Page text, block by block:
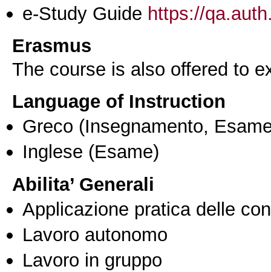
e-Study Guide https://
Erasmus
The course is also offered to
Language of Instruction
Greco (Insegnamento,
Inglese (Esame)
Abilita’ Generali
Applicazione pratica delle
Lavoro autonomo
Lavoro in gruppo